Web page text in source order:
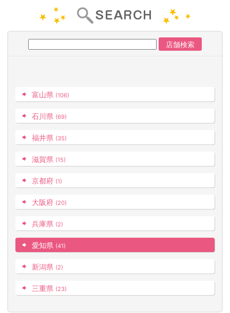
富山県 (106)
石川県 (69)
福井県 (35)
滋賀県 (15)
京都府 (1)
大阪府 (20)
兵庫県 (2)
愛知県 (41)
新潟県 (2)
三重県 (23)